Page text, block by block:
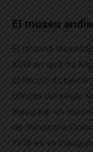
El museu
El tarannà
XVIII en què fra
col·lecció
principi del segle
inaugurar un
de l’Amazona
1918 es va